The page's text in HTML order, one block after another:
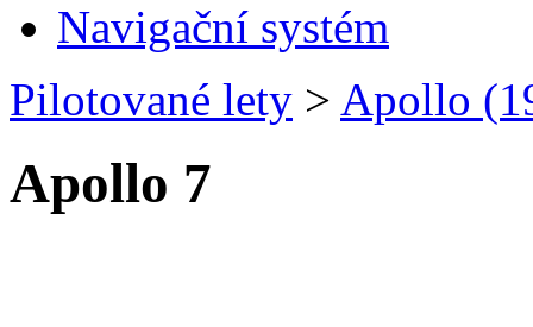
Navigační systém
Pilotované lety > Apollo
Apollo 7